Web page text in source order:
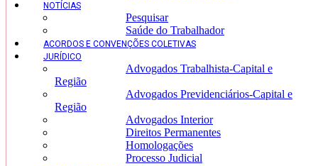
NOTÍCIAS
Pesquisar
Saúde do Trabalhador
ACORDOS E CONVENÇÕES COLETIVAS
JURÍDICO
Advogados Trabalhista-Capital e
Região
Advogados Previdenciários-Capital e
Região
Advogados Interior
Direitos Permanentes
Homologações
Processo Judicial